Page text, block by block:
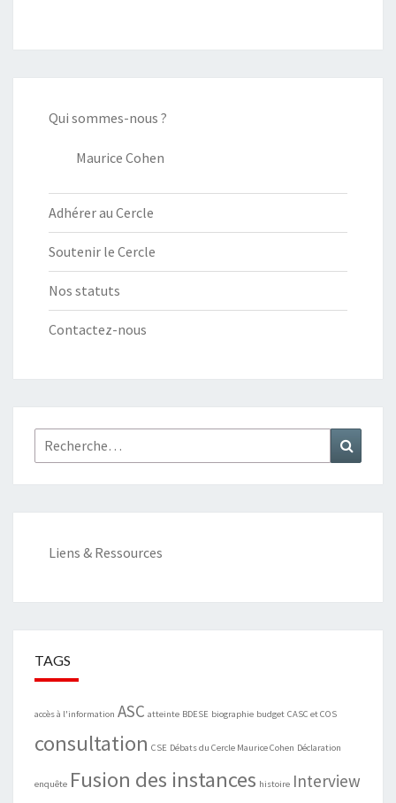
Qui sommes-nous ?
Maurice Cohen
Adhérer au Cercle
Soutenir le Cercle
Nos statuts
Contactez-nous
Rechercher :
Liens & Ressources
TAGS
accès à l'information ASC atteinte BDESE biographie budget CASC et COS
consultation CSE Débats du Cercle Maurice Cohen Déclaration
enquête Fusion des instances histoire Interview